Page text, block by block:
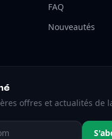
FAQ
Nouveautés
offres et actualités de